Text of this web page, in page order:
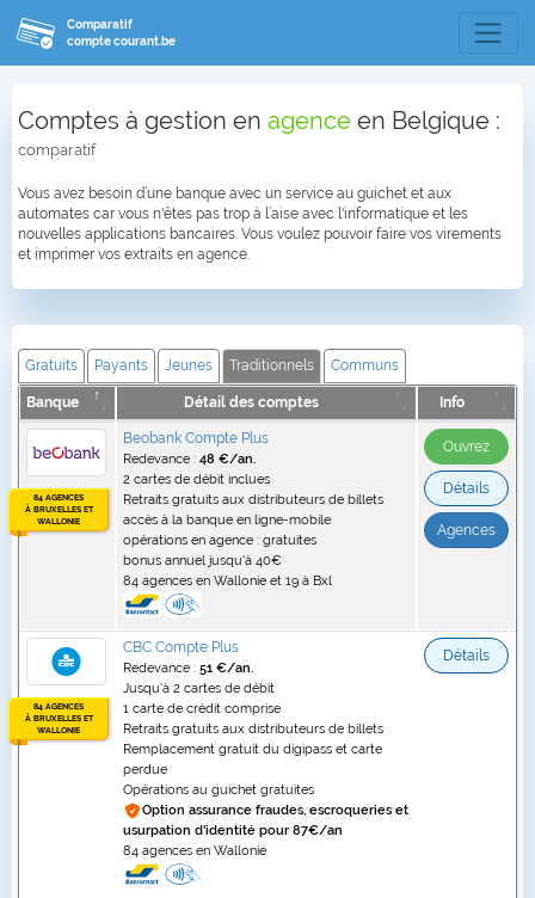
Comparatif
compte courant.be
Comptes à gestion en agence en Belgique :
comparatif
Vous avez besoin d’une banque avec un service au guichet et aux
automates car vous n'êtes pas trop à l’aise avec l'informatique et les
nouvelles applications bancaires. Vous voulez pouvoir faire vos virements
et imprimer vos extraits en agence.
Gratuits Payants Jeunes Traditionnels Communs
Banque Détail des comptes Info
84 AGENCES
À BRUXELLES ET
WALLONIE
Beobank Compte Plus
Redevance : 48 €/an.
2 cartes de débit inclues
Retraits gratuits aux distributeurs de billets
accès à la banque en ligne-mobile
opérations en agence : gratuites
bonus annuel jusqu'à 40€
84 agences en Wallonie et 19 à Bxl
Ouvrez
Détails
Agences
84 AGENCES
À BRUXELLES ET
WALLONIE
CBC Compte Plus
Redevance : 51 €/an.
Jusqu'à 2 cartes de débit
1 carte de crédit comprise
Retraits gratuits aux distributeurs de billets
Remplacement gratuit du digipass et carte
perdue
Opérations au guichet gratuites
Option assurance fraudes, escroqueries et
usurpation d'identité pour 87€/an
84 agences en Wallonie
Détails